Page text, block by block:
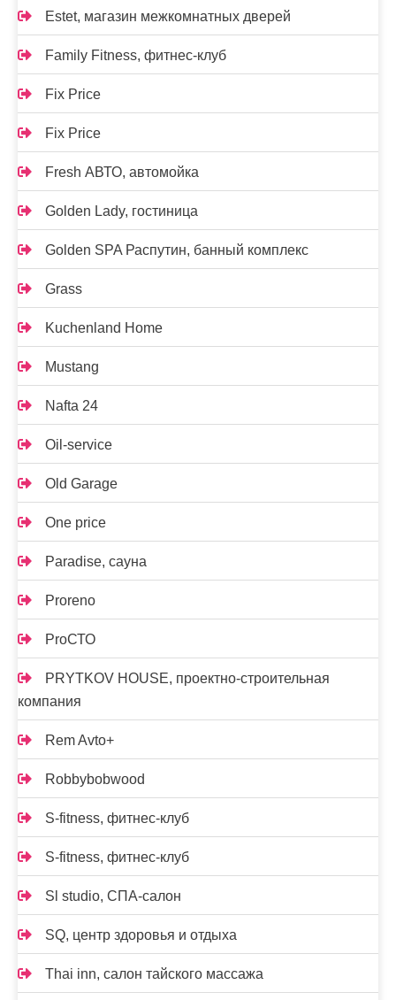
Estet, магазин межкомнатных дверей
Family Fitness, фитнес-клуб
Fix Price
Fix Price
Fresh АВТО, автомойка
Golden Lady, гостиница
Golden SPA Распутин, банный комплекс
Grass
Kuchenland Home
Mustang
Nafta 24
Oil-service
Old Garage
One price
Paradise, сауна
Proreno
ProСТО
PRYTKOV HOUSE, проектно-строительная
компания
Rem Avto+
Robbybobwood
S-fitness, фитнес-клуб
S-fitness, фитнес-клуб
Sl studio, СПА-салон
SQ, центр здоровья и отдыха
Thai inn, салон тайского массажа